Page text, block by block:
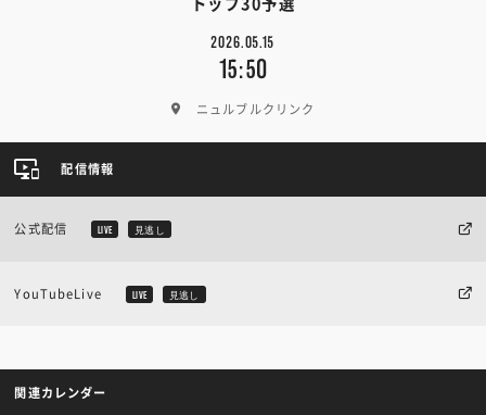
2026.05.15
15:50
ニュルブルクリンク
配信情報
公式配信 LIVE 見逃し
YouTubeLive LIVE 見逃し
関連カレンダー